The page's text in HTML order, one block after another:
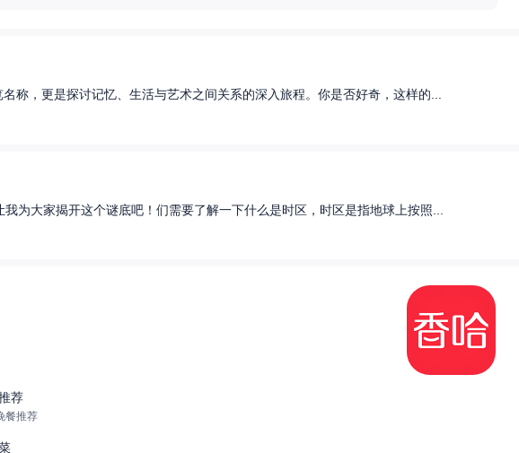
称，更是探讨记忆、生活与艺术之间关系的深入旅程。你是否好奇，这样的...
为大家揭开这个谜底吧！们需要了解一下什么是时区，时区是指地球上按照...
荐
餐推荐